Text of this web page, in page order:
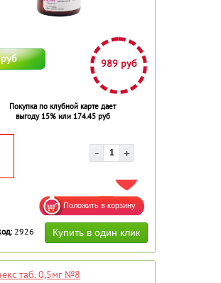
989 руб
Покупка по клубной карте дает
выгоду 15% или 174.45 руб
ДОБАВИТЬ В ИЗБРАННОЕ
2926
таб. 0,5мг №8